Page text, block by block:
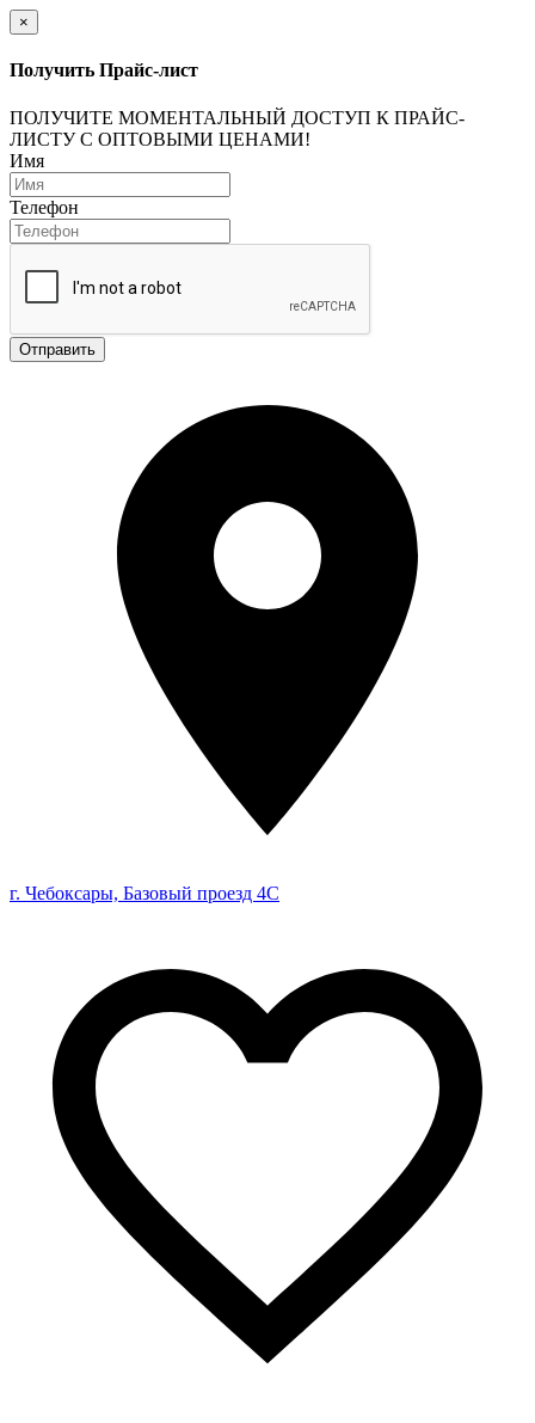
×
Получить Прайс-лист
ПОЛУЧИТЕ МОМЕНТАЛЬНЫЙ ДОСТУП К ПРАЙС-
ЛИСТУ С ОПТОВЫМИ ЦЕНАМИ!
Имя
Телефон
Отправить
г. Чебоксары, Базовый проезд 4С